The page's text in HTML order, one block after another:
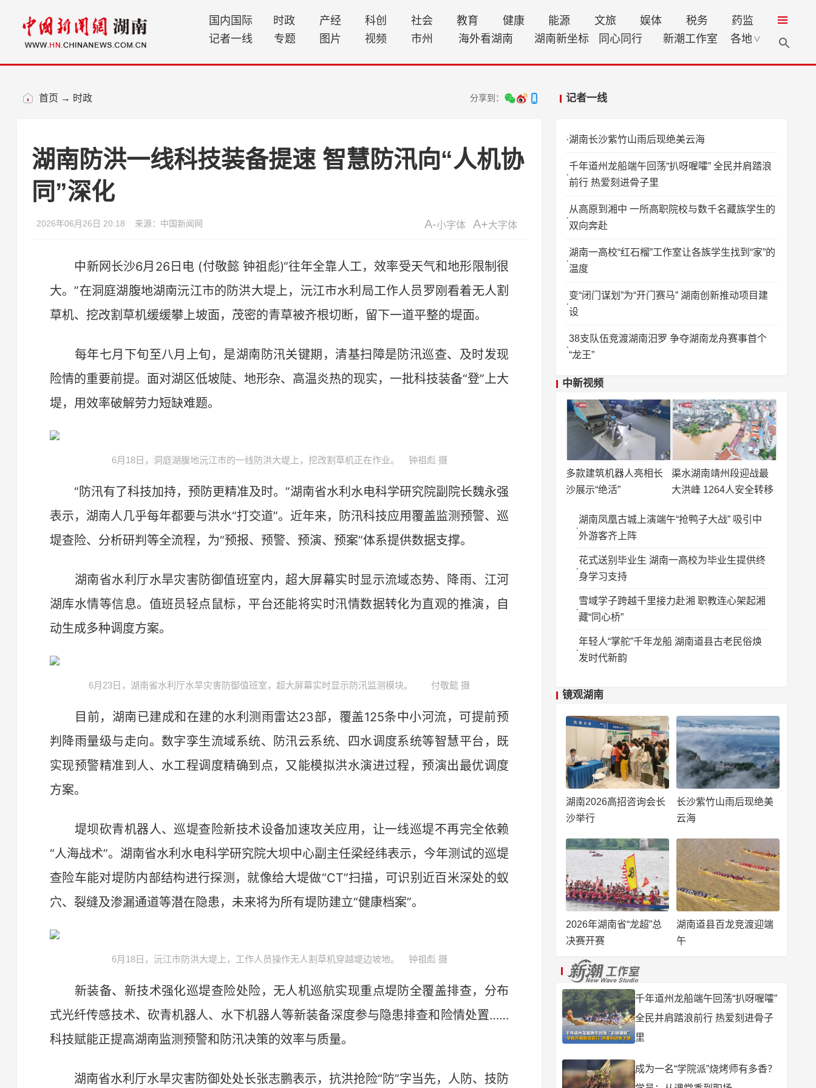
国内国际 时政 产经 科创 社会 教育 健康 能源 文旅 娱体 税务
药监
记者一线
专题 图片 视频 市州 海外看湖南 湖南新坐标 同心同行 新潮工作室 各地 ∨
首页 → 时政 分享到： 记者一线
湖南防洪一线科技装备提速 智慧防汛向“人机协
同”深化
2026年06月26日 20:18 来源：中国新闻网 A-小字体 A+大字体
中新网长沙6月26日电 (付敬懿 钟祖彪)“往年全靠人工，效率受天气和地形限制很
大。”在洞庭湖腹地湖南沅江市的防洪大堤上，沅江市水利局工作人员罗刚看着无人割
草机、挖改割草机缓缓攀上坡面，茂密的青草被齐根切断，留下一道平整的堤面。
每年七月下旬至八月上旬，是湖南防汛关键期，清基扫障是防汛巡查、及时发现
险情的重要前提。面对湖区低坡陡、地形杂、高温炎热的现实，一批科技装备“登”上大
堤，用效率破解劳力短缺难题。
6月18日，洞庭湖腹地沅江市的一线防洪大堤上，挖改割草机正在作业。 钟祖彪 摄
“防汛有了科技加持，预防更精准及时。”湖南省水利水电科学研究院副院长魏永强
表示，湖南人几乎每年都要与洪水“打交道”。近年来，防汛科技应用覆盖监测预警、巡
堤查险、分析研判等全流程，为“预报、预警、预演、预案”体系提供数据支撑。
湖南省水利厅水旱灾害防御值班室内，超大屏幕实时显示流域态势、降雨、江河
湖库水情等信息。值班员轻点鼠标，平台还能将实时汛情数据转化为直观的推演，自
动生成多种调度方案。
6月23日，湖南省水利厅水旱灾害防御值班室，超大屏幕实时显示防汛监测模块。 付敬懿 摄
目前，湖南已建成和在建的水利测雨雷达23部，覆盖125条中小河流，可提前预
判降雨量级与走向。数字孪生流域系统、防汛云系统、四水调度系统等智慧平台，既
实现预警精准到人、水工程调度精确到点，又能模拟洪水演进过程，预演出最优调度
方案。
堤坝砍青机器人、巡堤查险新技术设备加速攻关应用，让一线巡堤不再完全依赖
“人海战术”。湖南省水利水电科学研究院大坝中心副主任梁经纬表示，今年测试的巡堤
查险车能对堤防内部结构进行探测，就像给大堤做“CT”扫描，可识别近百米深处的蚁
穴、裂缝及渗漏通道等潜在隐患，未来将为所有堤防建立“健康档案”。
6月18日，沅江市防洪大堤上，工作人员操作无人割草机穿越堤边坡地。 钟祖彪 摄
新装备、新技术强化巡堤查险处险，无人机巡航实现重点堤防全覆盖排查，分布
式光纤传感技术、砍青机器人、水下机器人等新装备深度参与隐患排查和险情处置……
科技赋能正提高湖南监测预警和防汛决策的效率与质量。
湖南省水利厅水旱灾害防御处处长张志鹏表示，抗洪抢险“防”字当先，人防、技防
湖南长沙紫竹山雨后现绝美云海
千年道州龙船端午回荡“扒呀喔嚯” 全民并肩踏浪
前行 热爱刻进骨子里
从高原到湘中 一所高职院校与数千名藏族学生的
双向奔赴
湖南一高校“红石榴”工作室让各族学生找到“家”的
温度
变“闭门谋划”为“开门赛马” 湖南创新推动项目建
设
38支队伍竞渡湖南汨罗 争夺湖南龙舟赛事首个
“龙王”
中新视频
多款建筑机器人亮相长
沙展示“绝活”
渠水湖南靖州段迎战最
大洪峰 1264人安全转移
湖南凤凰古城上演端午“抢鸭子大战” 吸引中
外游客齐上阵
花式送别毕业生 湖南一高校为毕业生提供终
身学习支持
雪域学子跨越千里接力赴湘 职教连心架起湘
藏“同心桥”
年轻人“掌舵”千年龙船 湖南道县古老民俗焕
发时代新韵
镜观湖南
湖南2026高招咨询会长
沙举行
长沙紫竹山雨后现绝美
云海
2026年湖南省“龙超”总
决赛开赛
湖南道县百龙竞渡迎端
午
千年道州龙船端午回荡“扒呀喔嚯”
全民并肩踏浪前行 热爱刻进骨子
里
成为一名“学院派”烧烤师有多香？